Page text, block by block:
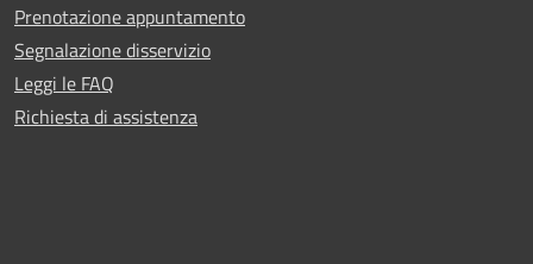
Prenotazione appuntamento
Segnalazione disservizio
Leggi le FAQ
Richiesta di assistenza